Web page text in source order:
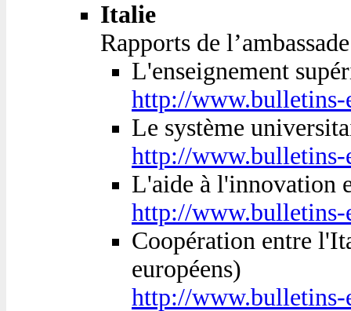
Italie
Rapports de
L'enseignement
http://www.bulletins-
Le système
http://www.bulletins-
L'aide à l'innovation
http://www.bulletins-
Coopération entre
européens)
http://www.bulletins-